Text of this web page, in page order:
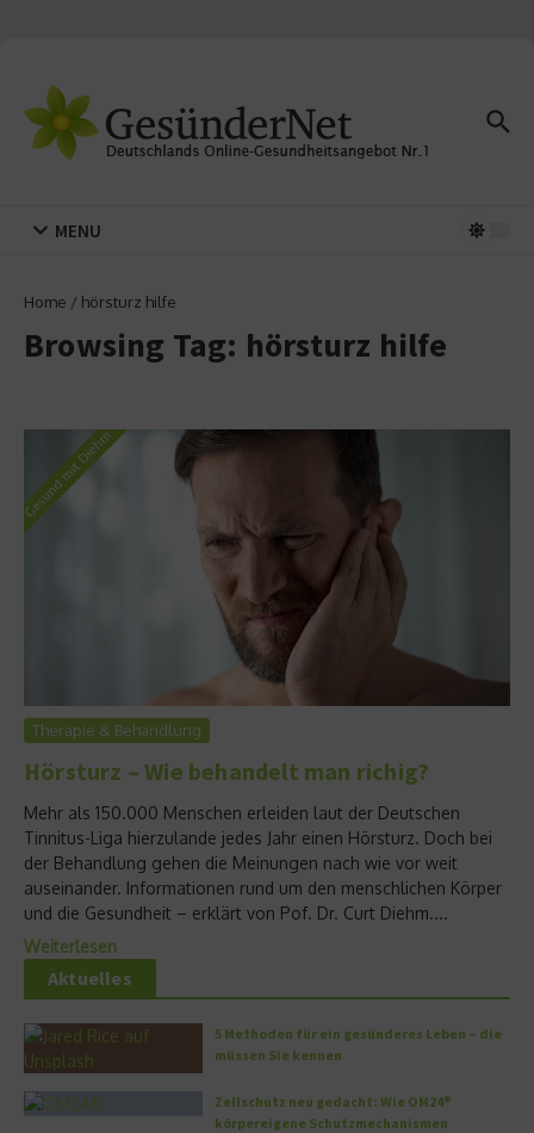
MENU
Home / hörsturz hilfe
Browsing Tag: hörsturz hilfe
Therapie & Behandlung
Hörsturz – Wie behandelt man richig?
Mehr als 150.000 Menschen erleiden laut der Deutschen
Tinnitus-Liga hierzulande jedes Jahr einen Hörsturz. Doch bei
der Behandlung gehen die Meinungen nach wie vor weit
auseinander. Informationen rund um den menschlichen Körper
und die Gesundheit – erklärt von Pof. Dr. Curt Diehm....
Weiterlesen
Aktuelles
5 Methoden für ein gesünderes Leben – die
müssen Sie kennen
Zellschutz neu gedacht: Wie OM24®
körpereigene Schutzmechanismen